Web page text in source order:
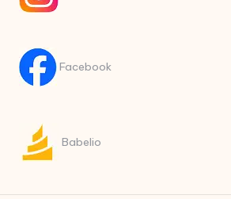
Facebook
Babelio